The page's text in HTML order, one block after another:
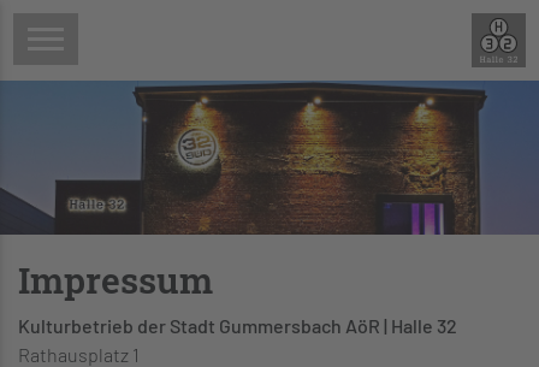
Impressum
Kulturbetrieb der Stadt Gummersbach AöR | Halle 32
Rathausplatz 1